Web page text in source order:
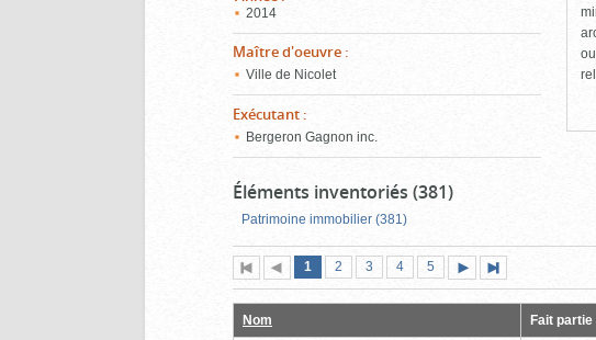
2014
Maître d'oeuvre :
Ville de Nicolet
Exécutant :
Bergeron Gagnon inc.
Éléments inventoriés (381)
Patrimoine immobilier (381)
Première
page
Page
précédente
Page
1 (page
actuelle)
Page
2 Page
3 Page
4 Page
5
suivante
page
Nom Fait partie